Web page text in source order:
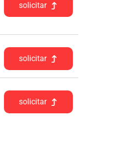
solicitar
solicitar
solicitar